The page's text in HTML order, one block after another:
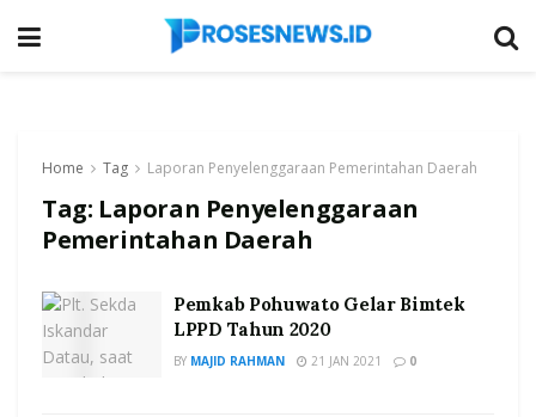
Home Tag Laporan Penyelenggaraan Pemerintahan Daerah
Tag: Laporan Penyelenggaraan
Pemerintahan Daerah
Pemkab Pohuwato Gelar Bimtek
LPPD Tahun 2020
BY MAJID RAHMAN 21 JAN 2021 0